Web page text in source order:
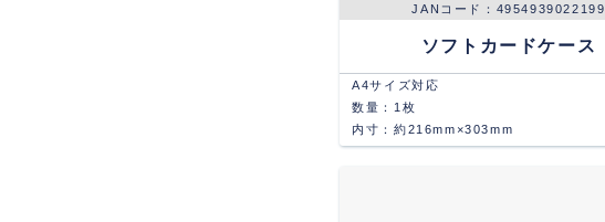
4954939022199
ソフトカードケース
A4サイズ対応
数量：1枚
内寸：約216mm×303mm